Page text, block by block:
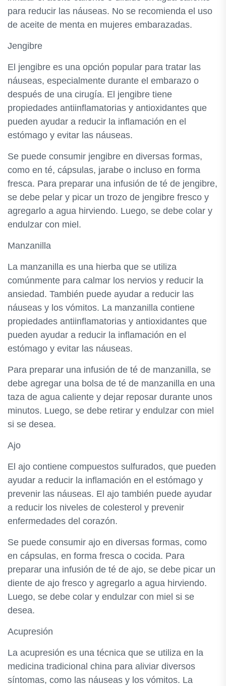
para reducir las náuseas. No se recomienda el uso
de aceite de menta en mujeres embarazadas.
Jengibre
El jengibre es una opción popular para tratar las
náuseas, especialmente durante el embarazo o
después de una cirugía. El jengibre tiene
propiedades antiinflamatorias y antioxidantes que
pueden ayudar a reducir la inflamación en el
estómago y evitar las náuseas.
Se puede consumir jengibre en diversas formas,
como en té, cápsulas, jarabe o incluso en forma
fresca. Para preparar una infusión de té de jengibre,
se debe pelar y picar un trozo de jengibre fresco y
agregarlo a agua hirviendo. Luego, se debe colar y
endulzar con miel.
Manzanilla
La manzanilla es una hierba que se utiliza
comúnmente para calmar los nervios y reducir la
ansiedad. También puede ayudar a reducir las
náuseas y los vómitos. La manzanilla contiene
propiedades antiinflamatorias y antioxidantes que
pueden ayudar a reducir la inflamación en el
estómago y evitar las náuseas.
Para preparar una infusión de té de manzanilla, se
debe agregar una bolsa de té de manzanilla en una
taza de agua caliente y dejar reposar durante unos
minutos. Luego, se debe retirar y endulzar con miel
si se desea.
Ajo
El ajo contiene compuestos sulfurados, que pueden
ayudar a reducir la inflamación en el estómago y
prevenir las náuseas. El ajo también puede ayudar
a reducir los niveles de colesterol y prevenir
enfermedades del corazón.
Se puede consumir ajo en diversas formas, como
en cápsulas, en forma fresca o cocida. Para
preparar una infusión de té de ajo, se debe picar un
diente de ajo fresco y agregarlo a agua hirviendo.
Luego, se debe colar y endulzar con miel si se
desea.
Acupresión
La acupresión es una técnica que se utiliza en la
medicina tradicional china para aliviar diversos
síntomas, como las náuseas y los vómitos. La